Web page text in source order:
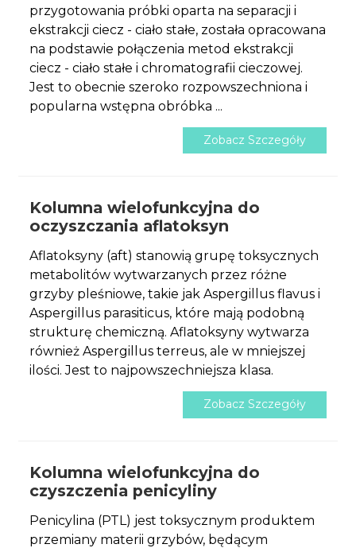
przygotowania próbki oparta na separacji i
ekstrakcji ciecz - ciało stałe, została opracowana
na podstawie połączenia metod ekstrakcji
ciecz - ciało stałe i chromatografii cieczowej.
Jest to obecnie szeroko rozpowszechniona i
popularna wstępna obróbka ...
Zobacz Szczegóły
Kolumna wielofunkcyjna do
oczyszczania aflatoksyn
Aflatoksyny (aft) stanowią grupę toksycznych
metabolitów wytwarzanych przez różne
grzyby pleśniowe, takie jak Aspergillus flavus i
Aspergillus parasiticus, które mają podobną
strukturę chemiczną. Aflatoksyny wytwarza
również Aspergillus terreus, ale w mniejszej
ilości. Jest to najpowszechniejsza klasa.
Zobacz Szczegóły
Kolumna wielofunkcyjna do
czyszczenia penicyliny
Penicylina (PTL) jest toksycznym produktem
przemiany materii grzybów, będącym